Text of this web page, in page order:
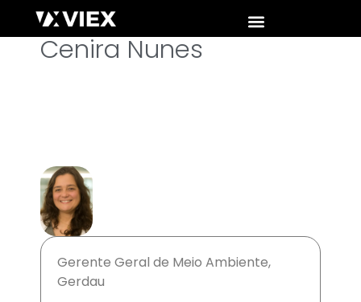
Cenira Nunes
Gerente Geral de Meio Ambiente,
Gerdau